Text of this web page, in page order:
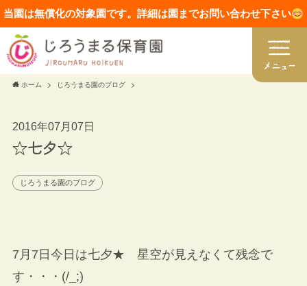
当園は無償化の対象園です。詳細は園までお問い合わせ下さい
ホーム じろうまる園のブログ
2016年07月07日
☆七夕☆
じろうまる園のブログ
7月7日今日は七夕★ 星空が見えなくて残念で
す・・・(/_;)